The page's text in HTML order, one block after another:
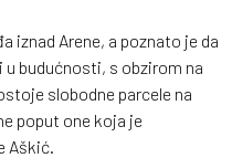
iznad Arene, a poznato je da
budućnosti, s obzirom na
slobodne parcele na
poput one koja je
Aškić.